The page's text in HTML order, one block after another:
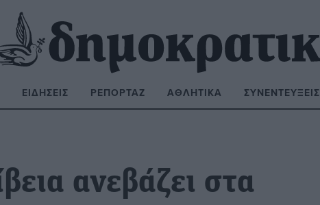
ΕΙΔΉΣΕΙΣ ΡΕΠΟΡΤΆΖ ΑΘΛΗΤΙΚΆ ΣΥΝΕΝΤΕΎΞΕΙΣ
ανεβάζει στα